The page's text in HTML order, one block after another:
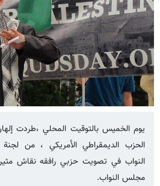
يوم الخميس بالتوقيت المحلي ،طردت
الحزب الديمقراطي الأمريكي ، من
النواب في تصويت حزبي رافقه نقاش
مجلس النواب.